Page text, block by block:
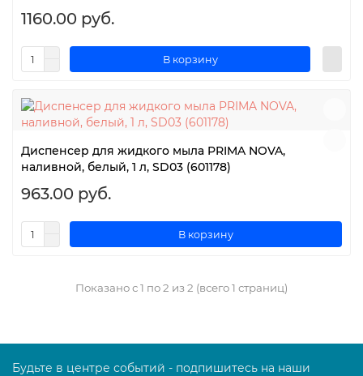
1160.00 руб.
В корзину
Диспенсер для жидкого мыла PRIMA NOVA,
наливной, белый, 1 л, SD03 (601178)
963.00 руб.
В корзину
Показано с 1 по 2 из 2 (всего 1 страниц)
Будьте в центре событий - подпишитесь на наши